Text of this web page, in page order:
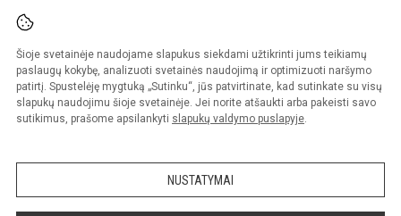
Šioje svetainėje naudojame slapukus siekdami užtikrinti jums teikiamų
paslaugų kokybę, analizuoti svetainės naudojimą ir optimizuoti naršymo
patirtį. Spustelėję mygtuką „Sutinku“, jūs patvirtinate, kad sutinkate su visų
slapukų naudojimu šioje svetainėje. Jei norite atšaukti arba pakeisti savo
sutikimus, prašome apsilankyti slapukų valdymo puslapyje.
NUSTATYMAI
© 2023. Vilniaus Vaduvos darželis - mokykla. Visos teisės saugomos.
Kopijuoti turinį be raštiško įstaigos administracijos sutikimo griežtai draudžiama.
Prieinamumo paraiška Slapukų politika
Sumanus būdas atnaujinti